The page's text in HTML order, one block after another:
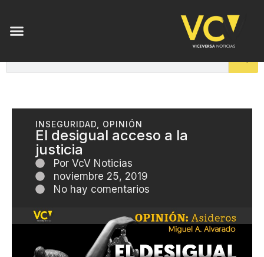
INSEGURIDAD OPINIÓN
El desigual acceso a la
justicia
Por VcV Noticias
noviembre 25, 2019
No hay comentarios